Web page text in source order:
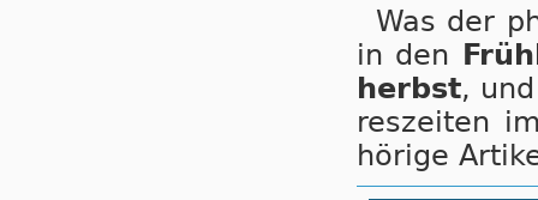
Was der
in den
herbst,
res­zei­ten
hö­ri­ge